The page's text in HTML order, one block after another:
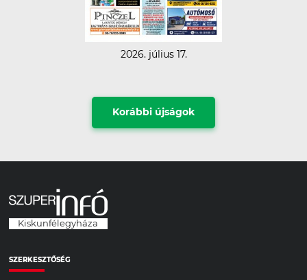
2026. július 17.
Korábbi újságok
Kiskunfélegyháza
SZERKESZTŐSÉG